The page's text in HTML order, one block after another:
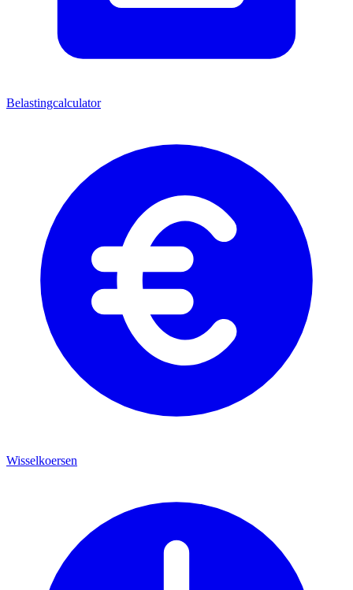
Belastingcalculator
Wisselkoersen